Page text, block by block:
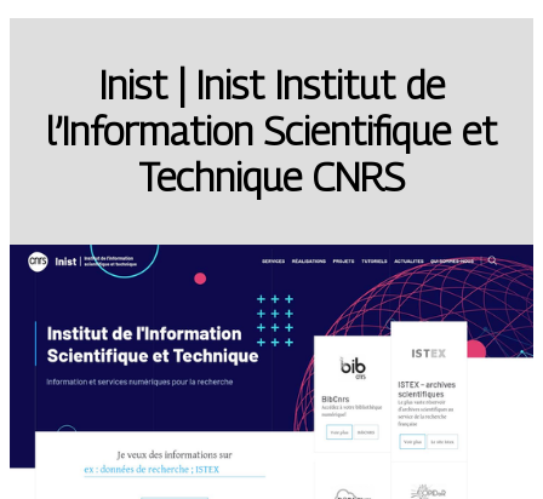
Inist | Inist Institut de
l’Information Scien­tifi­que et
Technique CNRS